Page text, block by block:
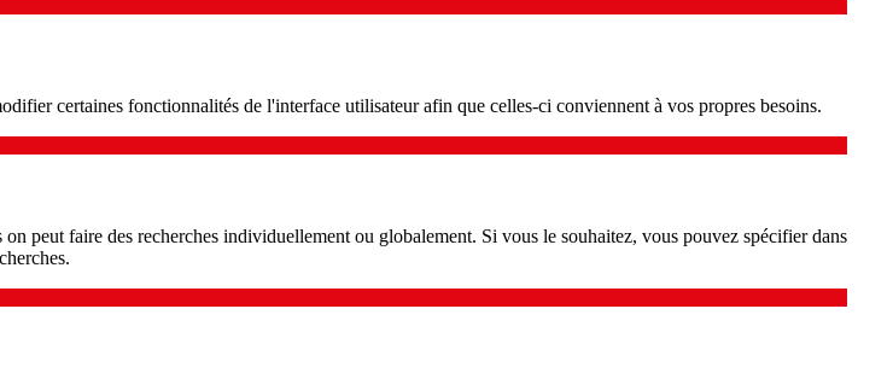
certaines fonctionnalités de l'interface utilisateur afin que celles-ci conviennent à vos propres besoins.
peut faire des recherches individuellement ou globalement. Si vous le souhaitez, vous pouvez spécifier dans